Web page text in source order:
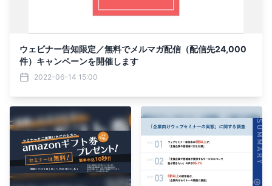
ウェビナー告知限定／無料でメルマガ配信（配信先24,000
件）キャンペーンを開催します
2022-06-14 15:00